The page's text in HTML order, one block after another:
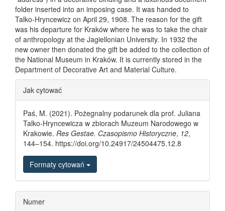
folder inserted into an imposing case. It was handed to
Talko-Hryncewicz on April 29, 1908. The reason for the gift
was his departure for Kraków where he was to take the chair
of anthropology at the Jagiellonian University. In 1932 the
new owner then donated the gift be added to the collection of
the National Museum in Kraków. It is currently stored in the
Department of Decorative Art and Material Culture.
Article Details
Jak cytować
Paś, M. (2021). Pożegnalny podarunek dla prof. Juliana
Talko-Hryncewicza w zbiorach Muzeum Narodowego w
Krakowie. Res Gestae. Czasopismo Historyczne, 12,
144–154. https://doi.org/10.24917/24504475.12.8
Formaty cytowań
Numer